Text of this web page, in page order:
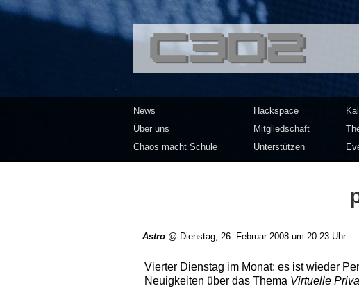
<<</>> Chaos
News
Über uns
Chaos macht Schule
Hackspace
Mitgliedschaft
Unterstützen
Astro @ Dienstag, 26. Februar 2008 um 20:23 Uhr
Vierter Dienstag im Monat: es ist wieder
Neuigkeiten über das Thema Virtuelle